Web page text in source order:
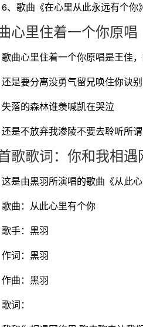
6、歌曲《在心里从此永远有个
心里住着一个你原唱
歌曲心里住着一个你原唱是王佳，
还是要分离没勇气留兄唤住你诀
失落的森林谁羡喊凯在哭泣
还是不放弃我渗陵不要去聆听所
歌歌词：你和我相遇
这是由黑羽所演唱的歌曲《从此
歌曲：从此心里有个你
歌手：黑羽
作词：黑羽
作曲：黑羽
歌词：